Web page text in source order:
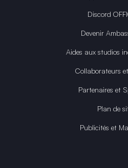
Discord
Devenir
Aides aux studios
Collaborateurs
Partenaires et
Plan de
Publicités et